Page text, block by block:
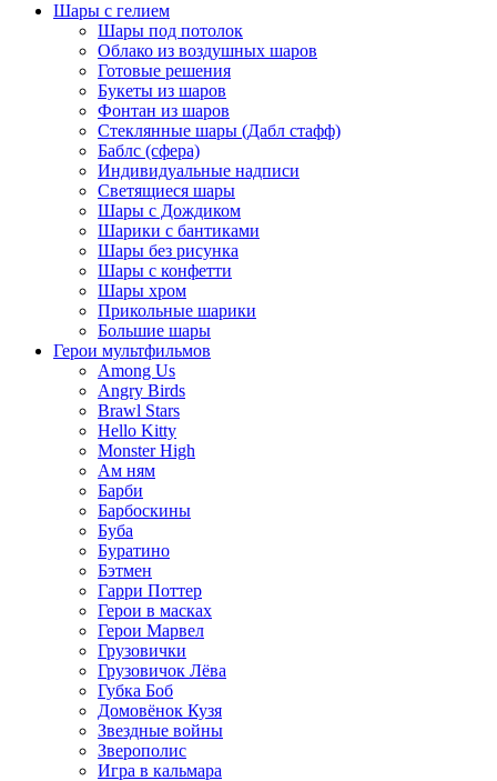
Шары с гелием
Шары под потолок
Облако из воздушных шаров
Готовые решения
Букеты из шаров
Фонтан из шаров
Стеклянные шары (Дабл стафф)
Баблс (сфера)
Индивидуальные надписи
Светящиеся шары
Шары с Дождиком
Шарики с бантиками
Шары без рисунка
Шары с конфетти
Шары хром
Прикольные шарики
Большие шары
Герои мультфильмов
Among Us
Angry Birds
Brawl Stars
Hello Kitty
Monster High
Ам ням
Барби
Барбоскины
Буба
Буратино
Бэтмен
Гарри Поттер
Герои в масках
Герои Марвел
Грузовички
Грузовичок Лёва
Губка Боб
Домовёнок Кузя
Звездные войны
Зверополис
Игра в кальмара